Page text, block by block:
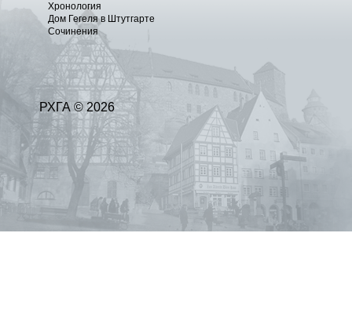
Хронология
Дом Гегеля в Штутгарте
Сочинения
РХГА © 2026